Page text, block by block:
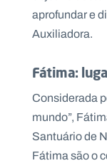
aprofundar e
Auxiliadora.
Fátima:
Considerada
mundo”,
Santuário de
Fátima são o